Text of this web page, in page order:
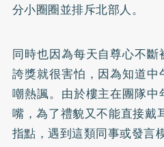
分小圈圈並排斥北部人。
同時也因為每天自尊心不
誇獎就很害怕，因為知道
嘲熱諷。由於樓主在團隊
嘴，為了禮貌又不能直接戴
指點，遇到這類同事或發言